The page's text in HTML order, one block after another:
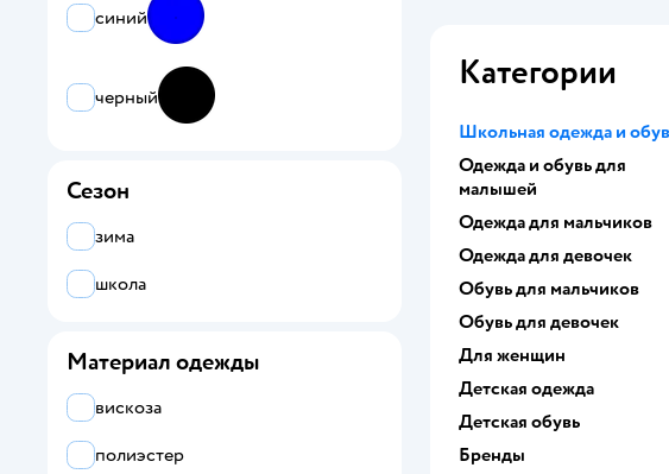
Категории
Школьная одежда и
Одежда и обувь для
малышей
Одежда для мальчиков
Одежда для девочек
Обувь для мальчиков
Обувь для девочек
Для женщин
Детская одежда
Детская обувь
Бренды
синий
черный
Сезон
зима
школа
Материал одежды
вискоза
полиэстер